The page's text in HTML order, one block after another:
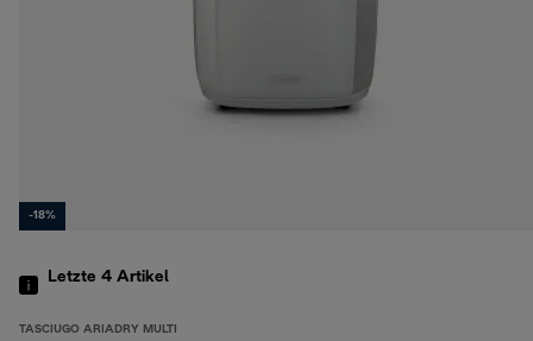
-18%
Letzte 4 Artikel
TASCIUGO ARIADRY MULTI